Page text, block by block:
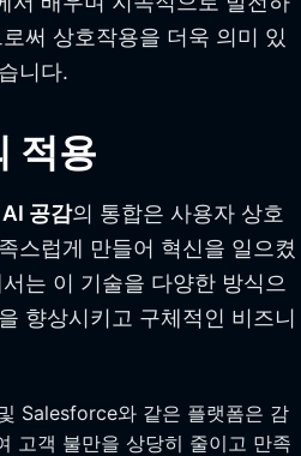
써 상호작용을 더욱 의미 있
니다.
적용
공감의 통합은 사용자 상호
스럽게 만들어 혁신을 일으켰
는 이 기술을 다양한 방식으
향상시키고 구체적인 비즈니
Salesforce와 같은 플랫폼은 감
고객 불만을 상당히 줄이고 만족